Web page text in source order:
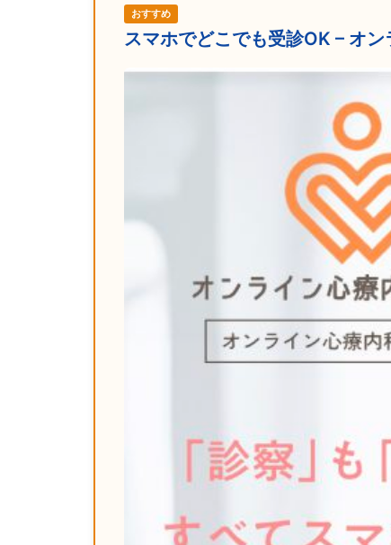
おすすめ
スマホでどこでも受診OK – オ